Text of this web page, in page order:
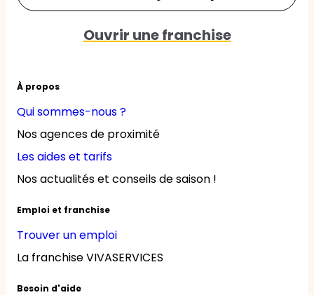
À propos
Qui sommes-nous ?
Nos agences de proximité
Les aides et tarifs
Nos actualités et conseils de saison !
Emploi et franchise
Trouver un emploi
La franchise VIVASERVICES
Besoin d'aide
Ouvrir une franchise